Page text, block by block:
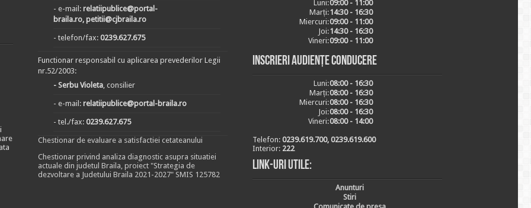
- e-mail: relatiipublice@portal-
braila.ro, petitii@cjbraila.ro
- telefon/fax: 0239.627.675
Functionar responsabil cu aplicarea prevederilor Legii
nr.52/2003:
- Serbu Violeta, consilier
- e-mail: relatiipublice@portal-braila.ro
- tel./fax: 0239.627.675
Chestionar de evaluare a satisfactiei cetateanului
Chestionar privind analiza diagnostic asupra situatiei
actuale din judetul Braila, proiect "Strategia de
dezvoltare a Judetului Braila 2021-2027" SMIS 125782
Luni:09:00 - 11:00
Marți:14:30 - 16:30
Miercuri:09:00 - 11:00
Joi:14:30 - 16:30
Vineri:09:00 - 11:00
Inscrieri audiențe conducere
Luni:08:00 - 16:30
Marți:08:00 - 16:30
Miercuri:08:00 - 16:30
Joi:08:00 - 16:30
Vineri:08:00 - 14:00
Telefon: 0239.619.700, 0239.619.600
Interior: 222
Link-uri utile:
Anunturi
Stiri